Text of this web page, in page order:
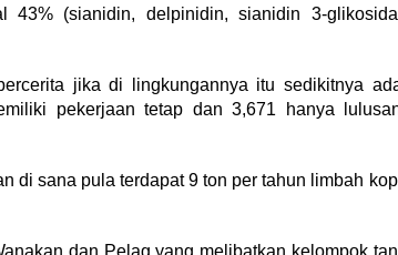
43% (sianidin, delpinidin, sianidin 3-
jika di lingkungannya itu sedikitnya
pekerjaan tetap dan 3,671 hanya
di sana pula terdapat 9 ton per tahun limbah
dan Pelag yang melibatkan kelompok